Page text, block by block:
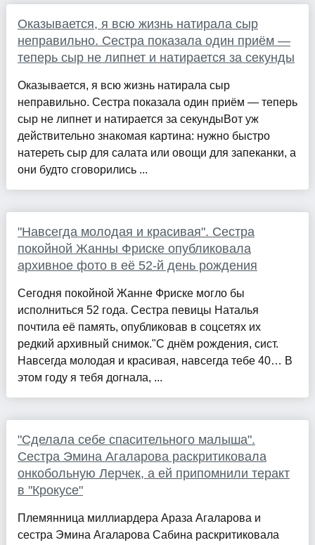
Оказывается, я всю жизнь натирала сыр
неправильно. Сестра показала один приём —
теперь сыр не липнет и натирается за секунды
Оказывается, я всю жизнь натирала сыр
неправильно. Сестра показала один приём — теперь
сыр не липнет и натирается за секундыВот уж
действительно знакомая картина: нужно быстро
натереть сыр для салата или овощи для запеканки, а
они будто сговорились ...
"Навсегда молодая и красивая". Сестра
покойной Жанны Фриске опубликовала
архивное фото в её 52-й день рождения
Сегодня покойной Жанне Фриске могло бы
исполниться 52 года. Сестра певицы Наталья
почтила её память, опубликовав в соцсетях их
редкий архивный снимок."С днём рождения, сист.
Навсегда молодая и красивая, навсегда тебе 40… В
этом году я тебя догнала, ...
"Сделала себе спасительного малыша".
Сестра Эмина Агаларова раскритиковала
онкобольную Лерчек, а ей припомнили теракт
в "Крокусе"
Племянница миллиардера Араза Агаларова и
сестра Эмина Агаларова Сабина раскритиковала